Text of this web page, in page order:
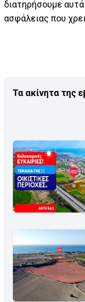
διατηρήσουμε
ασφάλειας που
Τα ακίνητα της